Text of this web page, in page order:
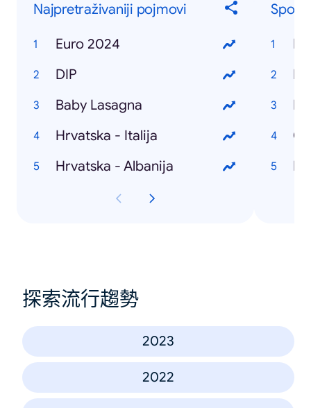
Najpretraživaniji pojmovi
Euro 2024
DIP
Baby Lasagna
Hrvatska - Italija
Hrvatska - Albanija
探索流行趨勢
2023
2022